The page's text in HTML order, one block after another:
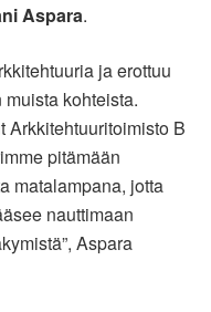
Aspara.
ja erottuu
kohteista.
Arkkitehtuuritoimisto B
pitämään
matalampana, jotta
nauttimaan
Aspara